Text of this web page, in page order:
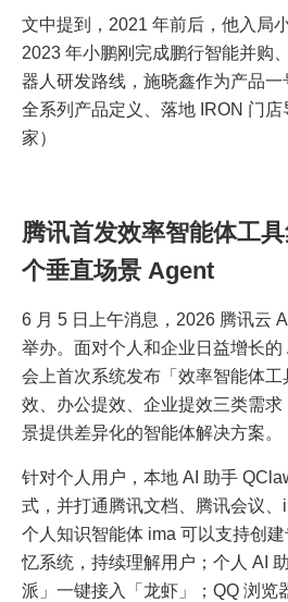
文中提到，2021 年前后，他入局
2023 年小鹏刚完成鹏行智能并购
器人研发路线，施晓鑫作为产品一
全系列产品定义、落地 IRON 门店
家）
腾讯首发效率智能体工
个垂直场景 Agent
6 月 5 日上午消息，2026 腾讯云
举办。面对个人和企业日益增长
会上首次系统发布「效率智能体
效、办公提效、企业提效三类需
景提供差异化的智能体解决方案。
针对个人用户，本地 AI 助手
式，并打通腾讯文档、腾讯会议、
个人知识智能体 ima 可以支持创
忆系统，持续理解用户；个人 AI
派」一键接入「龙虾」；QQ 浏览